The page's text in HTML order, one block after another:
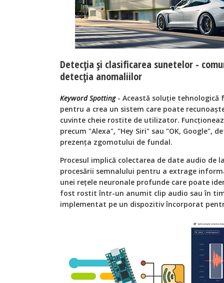
Detecția și clasificarea sunetelor -
detecția anomaliilor
Keyword Spotting- Această soluție tehnologică
pentru a crea un sistem care poate
cuvinte cheie rostite de utilizator.
precum "Alexa", "Hey Siri" sau "OK, Google",
prezența zgomotului de fundal.
Procesul implică colectarea de date audio de
procesării semnalului pentru a extrage
unei rețele neuronale profunde care poate
fost rostit într-un anumit clip audio sau în
implementat pe un dispozitiv încorporat